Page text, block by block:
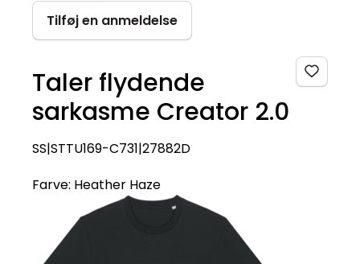
Tilføj en anmeldelse
Taler flydende
sarkasme Creator 2.0
SS|STTU169-C731|27882D
Farve: Heather Haze